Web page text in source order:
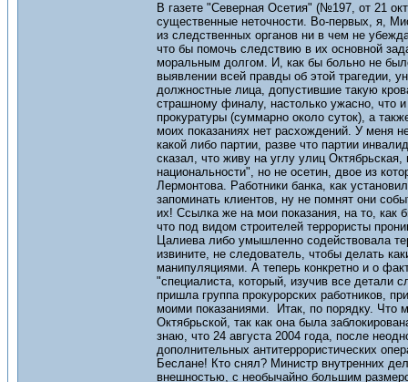
В газете "Северная Осетия" (№197, от 21
существенные неточности. Во-первых, я,
из следственных органов ни в чем не
что бы помочь следствию в их основной
моральным долгом. И, как бы больно не
выявлении всей правды об этой трагедии,
должностные лица, допустившие такую
страшному финалу, настолько ужасно, что
прокуратуры (суммарно около суток), а
моих показаниях нет расхождений. У меня
какой либо партии, разве что партии
сказал, что живу на углу улиц
национальности", но не осетин, двое из
Лермонтова. Работники банка, как
запоминать клиентов, ну не помнят они
их! Ссылка же на мои показания, на то, как
что под видом строителей террористы
Цалиева либо умышленно содействовала
извините, не следователь, чтобы делать
манипуляциями. А теперь конкретно и о
"специалиста, который, изучив все детали
пришла группа прокурорских работников,
моими показаниями. Итак, по порядку. Что
Октябрьской, так как она была
знаю, что 24 августа 2004 года, после
дополнительных антитеррористических
Беслане! Кто снял? Министр внутренних
внешностью, с необычайно большим